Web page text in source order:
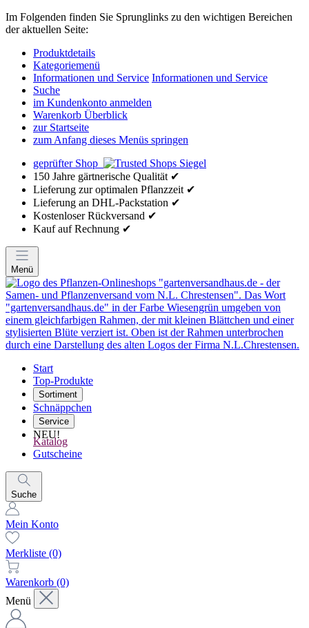
Im Folgenden finden Sie Sprunglinks zu den wichtigen Bereichen
der aktuellen Seite:
Produktdetails
Kategoriemenü
Informationen und Service Informationen und Service
Suche
im Kundenkonto anmelden
Warenkorb Überblick
zur Startseite
zum Anfang dieses Menüs springen
geprüfter Shop
150 Jahre gärtnerische Qualität ✔
Lieferung zur optimalen Pflanzzeit ✔
Lieferung an DHL-Packstation ✔
Kostenloser Rückversand ✔
Kauf auf Rechnung ✔
Menü
Start
Top-Produkte
Sortiment
Schnäppchen
Service
NEU!
Katalog
Gutscheine
Suche
Mein Konto
Merkliste (0)
Warenkorb (0)
Menü